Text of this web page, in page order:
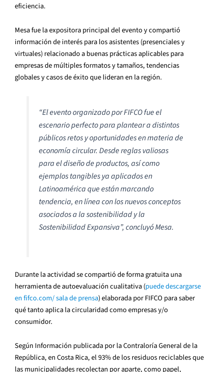
eficiencia.
Mesa fue la expositora principal del evento y compartió
información de interés para los asistentes (presenciales y
virtuales) relacionado a buenas prácticas aplicables para
empresas de múltiples formatos y tamaños, tendencias
globales y casos de éxito que lideran en la región.
“El evento organizado por FIFCO fue el
escenario perfecto para plantear a distintos
públicos retos y oportunidades en materia de
economía circular. Desde reglas valiosas
para el diseño de productos, así como
ejemplos tangibles ya aplicados en
Latinoamérica que están marcando
tendencia, en línea con los nuevos conceptos
asociados a la sostenibilidad y la
Sostenibilidad Expansiva”, concluyó Mesa.
Durante la actividad se compartió de forma gratuita una
herramienta de autoevaluación cualitativa (puede descargarse
en fifco.com/ sala de prensa) elaborada por FIFCO para saber
qué tanto aplica la circularidad como empresas y/o
consumidor.
Según Información publicada por la Contraloría General de la
República, en Costa Rica, el 93% de los residuos reciclables que
las municipalidades recolectan por aparte, como papel,